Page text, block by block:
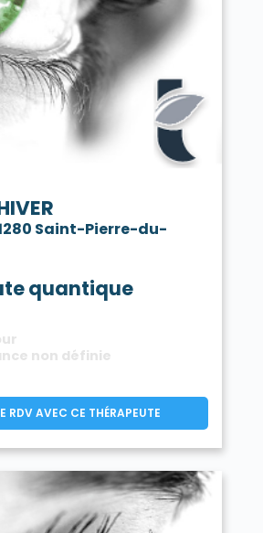
Saint-Pierre-du-
quantique
non définie
RDV AVEC CE THÉRAPEUTE